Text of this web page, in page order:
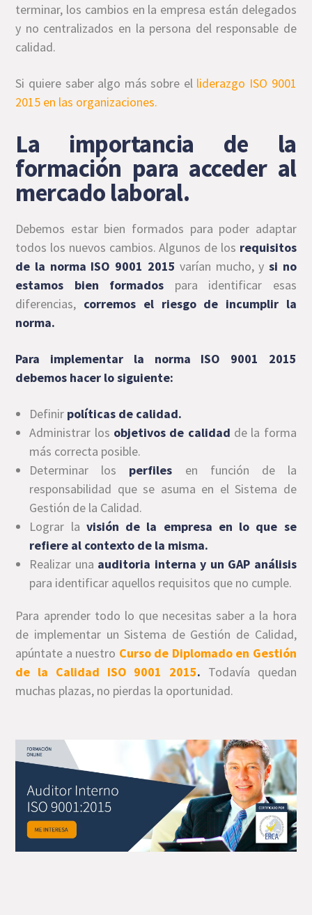
terminar, los cambios en la empresa están delegados
y no centralizados en la persona del responsable de
calidad.
Si quiere saber algo más sobre el liderazgo ISO 9001
2015 en las organizaciones.
La importancia de la
formación para acceder al
mercado laboral.
Debemos estar bien formados para poder adaptar
todos los nuevos cambios. Algunos de los requisitos
de la norma ISO 9001 2015 varían mucho, y si no
estamos bien formados para identificar esas
diferencias, corremos el riesgo de incumplir la
norma.
Para implementar la norma ISO 9001 2015
debemos hacer lo siguiente:
Definir políticas de calidad.
Administrar los objetivos de calidad de la forma
más correcta posible.
Determinar los perfiles en función de la
responsabilidad que se asuma en el Sistema de
Gestión de la Calidad.
Lograr la visión de la empresa en lo que se
refiere al contexto de la misma.
Realizar una auditoria interna y un GAP análisis
para identificar aquellos requisitos que no cumple.
Para aprender todo lo que necesitas saber a la hora
de implementar un Sistema de Gestión de Calidad,
apúntate a nuestro Curso de Diplomado en Gestión
de la Calidad ISO 9001 2015. Todavía quedan
muchas plazas, no pierdas la oportunidad.